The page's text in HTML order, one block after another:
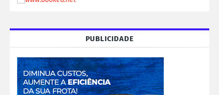
PUBLICIDADE